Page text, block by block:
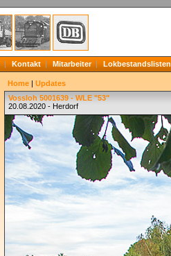
Kontakt Mitarbeiter Lokbestandslisten
Home | Updates
Vossloh 5001639 - WLE "53"
20.08.2020 - Herdorf